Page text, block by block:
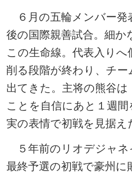
６月の五輪メンバー発
後の国際親善試合。細か
この生命線。代表入りへ
削る段階が終わり、チ
出てきた。主将の熊谷は
ことを自信にあと１週
実の表情で初戦を見据え
５年前のリオデジャネ
最終予選の初戦で豪州に